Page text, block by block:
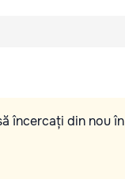
încercați din nou în